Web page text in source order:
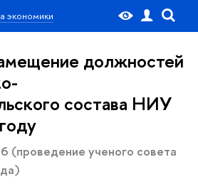
экономики
должностей
состава НИУ
(проведение ученого совета